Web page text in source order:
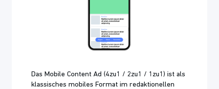
Das Mobile Content Ad (4zu1 / 2zu1 / 1zu1) ist als
klassisches mobiles Format im redaktionellen